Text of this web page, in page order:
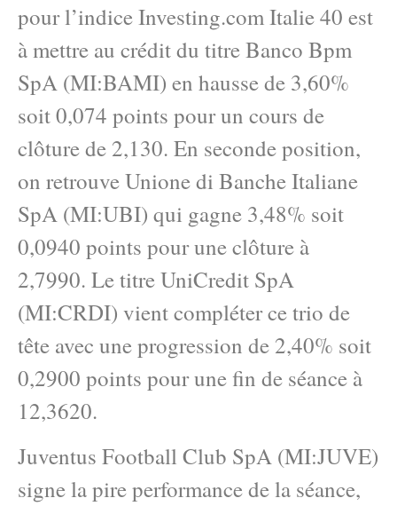
pour l’indice Investing.com Italie 40 est
à mettre au crédit du titre Banco Bpm
SpA (MI:BAMI) en hausse de 3,60%
soit 0,074 points pour un cours de
clôture de 2,130. En seconde position,
on retrouve Unione di Banche Italiane
SpA (MI:UBI) qui gagne 3,48% soit
0,0940 points pour une clôture à
2,7990. Le titre UniCredit SpA
(MI:CRDI) vient compléter ce trio de
tête avec une progression de 2,40% soit
0,2900 points pour une fin de séance à
12,3620.
Juventus Football Club SpA (MI:JUVE)
signe la pire performance de la séance,